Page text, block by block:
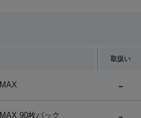
取扱い
MAX
MAX 90枚パック